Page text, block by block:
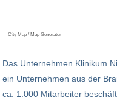
City Map / Map Generator
Das Unternehmen Klinikum
ein Unternehmen aus der
ca. 1.000 Mitarbeiter